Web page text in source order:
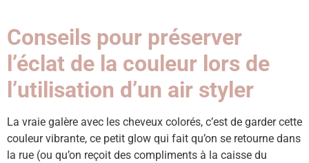
Conseils pour préserver
l’éclat de la couleur lors de
l’utilisation d’un air styler
La vraie galère avec les cheveux colorés, c’est de garder cette
couleur vibrante, ce petit glow qui fait qu’on se retourne dans
la rue (ou qu’on reçoit des compliments à la caisse du